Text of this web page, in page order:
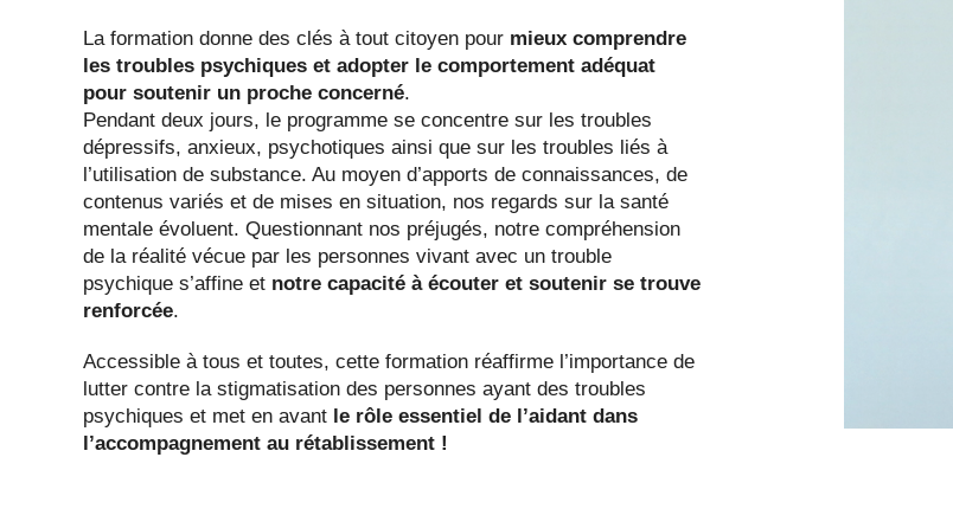
La formation donne des clés à tout citoyen pour mieux comprendre
les troubles psychiques et adopter le comportement adéquat
pour soutenir un proche concerné.
Pendant deux jours, le programme se concentre sur les troubles
dépressifs, anxieux, psychotiques ainsi que sur les troubles liés à
l’utilisation de substance. Au moyen d’apports de connaissances, de
contenus variés et de mises en situation, nos regards sur la santé
mentale évoluent. Questionnant nos préjugés, notre compréhension
de la réalité vécue par les personnes vivant avec un trouble
psychique s’affine et notre capacité à écouter et soutenir se trouve
renforcée.
Accessible à tous et toutes, cette formation réaffirme l’importance de
lutter contre la stigmatisation des personnes ayant des troubles
psychiques et met en avant le rôle essentiel de l’aidant dans
l’accompagnement au rétablissement !